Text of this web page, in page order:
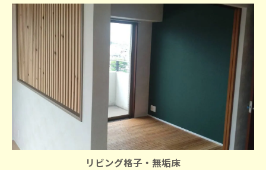
リビング格子・無垢床